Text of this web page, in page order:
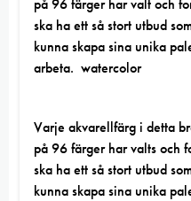
på 96 färger har valt och
ska ha ett så stort utbud
kunna skapa sina unika
arbeta. watercolor
Varje akvarellfärg i detta
på 96 färger har valts och
ska ha ett så stort utbud
kunna skapa sina unika